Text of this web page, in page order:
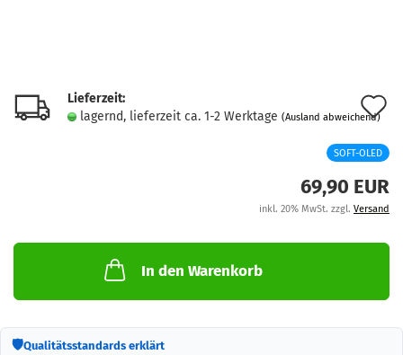
Lieferzeit:
lagernd, lieferzeit ca. 1-2 Werktage (Ausland abweichend)
SOFT-OLED
69,90 EUR
inkl. 20% MwSt. zzgl. Versand
In den Warenkorb
🛡Qualitätsstandards erklärt